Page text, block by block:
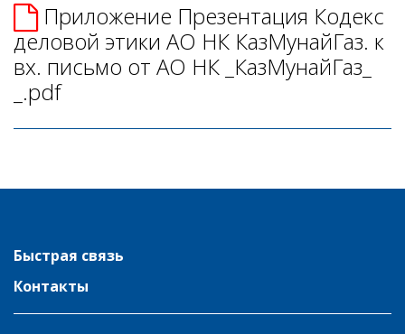
Приложение Презентация Кодекс
деловой этики АО НК КазМунайГаз. к
вх. письмо от АО НК _КазМунайГаз_
_.pdf
Быстрая связь
Контакты